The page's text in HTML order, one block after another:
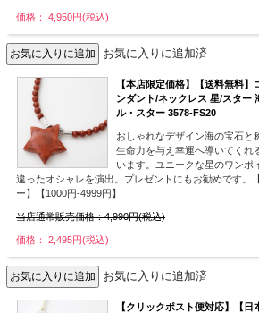
価格： 4,950円(税込)
お気に入りに追加済
【本店限定価格】【送料無料
ンダント/ネックレス 星/スター
ル・スター 3578-FS20
おしゃれなデザイン海の宝石と
生命力を与え幸運へ導いてくれ
います。ユニークな星のワンポ
違ったオシャレを演出。プレゼントにもお勧めです。
ー】【1000円-4999円】
当店通常販売価格：4,990円(税込)
価格： 2,495円(税込)
お気に入りに追加済
【クリックポスト便対応】【